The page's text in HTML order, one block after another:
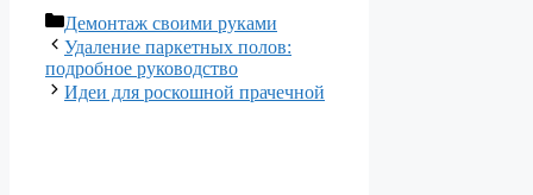
Рубрики
Демонтаж своими руками
Удаление паркетных полов:
подробное руководство
Идеи для роскошной прачечной